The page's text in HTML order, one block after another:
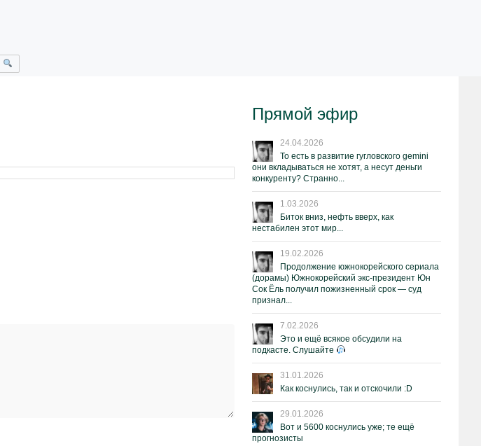
Прямой эфир
24.04.2026
То есть в развитие гугловского gemini
они вкладываться не хотят, а несут деньги
конкуренту? Странно...
1.03.2026
Биток вниз, нефть вверх, как
нестабилен этот мир...
19.02.2026
Продолжение южнокорейского сериала
(дорамы) Южнокорейский экс-президент Юн
Сок Ёль получил пожизненный срок — суд
признал...
7.02.2026
Это и ещё всякое обсудили на
подкасте. Слушайте
31.01.2026
Как коснулись, так и отскочили :D
29.01.2026
Вот и 5600 коснулись уже; те ещё
прогнозисты